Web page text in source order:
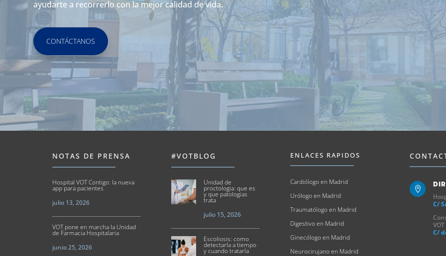
ayudarte a recorrerlo con la mejor calidad de vida.
CONTÁCTANOS
NOTAS DE PRENSA
Hospital VOT Contigo: la nueva
app para pacientes
julio 13, 2026
VOT pone en marcha la Unidad
de Farmacia Hospitalaria
junio 25, 2026
#VOTBLOG
Unidad de
proctologia: que es
y que patologias
trata
julio 15, 2026
Escoliosis: como
detectarla a tiempo
y cuando tratarla
ENLACES RAPIDOS
Cardiólogo en Madrid
Urólogo en Madrid
Traumatólogo en Madrid
Digestivo en Madrid
Ginecólogo en Madrid
Neurocirujano en Madrid

C/
VOT
C/